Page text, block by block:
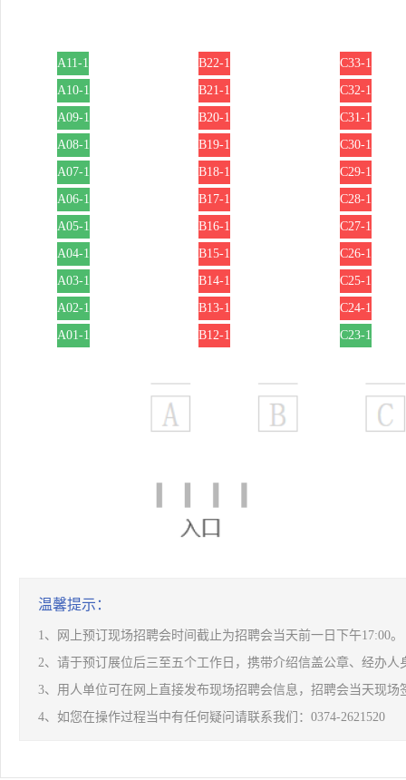
A11-1 B22-1
C33-1
A10-1
B21-1
C32-1
A09-1
B20-1
C31-1
A08-1
B19-1
C30-1
A07-1
B18-1
C29-1
A06-1
B17-1
C28-1
A05-1
B16-1
C27-1
A04-1
B15-1
C26-1
A03-1
B14-1
C25-1
A02-1
B13-1
C24-1
A01-1
B12-1 C23-1
温馨提示：
1、网上预订现场招聘会时间截止为招聘会当天前一日下午17:00。
2、请于预订展位后三至五个工作日，携带介绍信盖公章、经办
3、用人单位可在网上直接发布现场招聘会信息，招聘会当天现
4、如您在操作过程当中有任何疑问请联系我们：0374-2621520